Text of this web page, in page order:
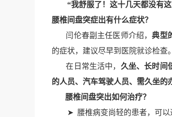
“我舒服了！这十几天都没有这
腰椎间盘突症出有什么症状？
闫伦春副主任医师介绍，典型
的症状，建议尽早到医院就诊检查。
在日常生活中， 久坐、长时间
的人员、汽车驾驶人员、需久坐的
腰椎间盘突出如何治疗？
➤ 腰椎病变尚轻的患者，可以通